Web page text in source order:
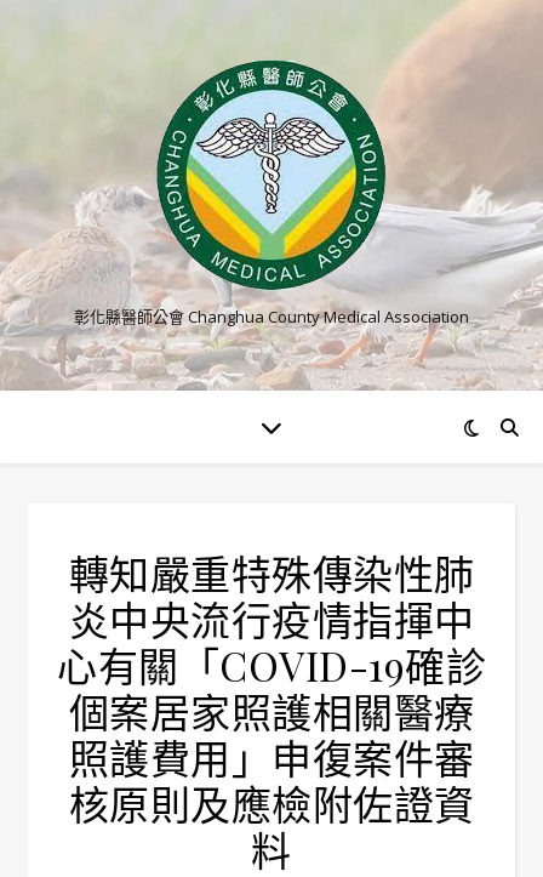
彰化縣醫師公會 Changhua County Medical Association
轉知嚴重特殊傳染性肺
炎中央流行疫情指揮中
心有關「COVID-19確診
個案居家照護相關醫療
照護費用」申復案件審
核原則及應檢附佐證資
料